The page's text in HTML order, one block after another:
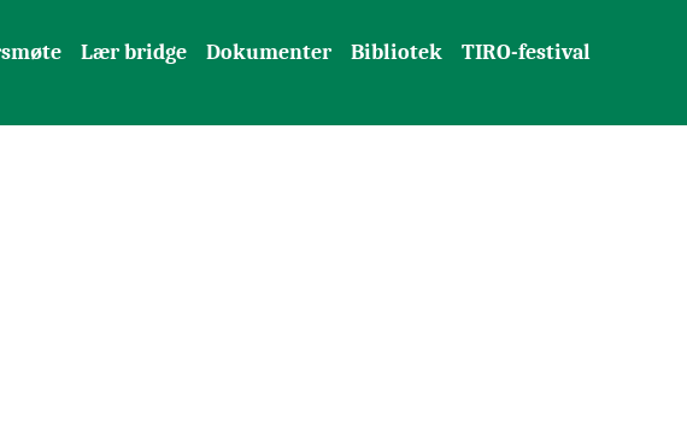
Lær bridge Dokumenter Bibliotek TIRO-festival